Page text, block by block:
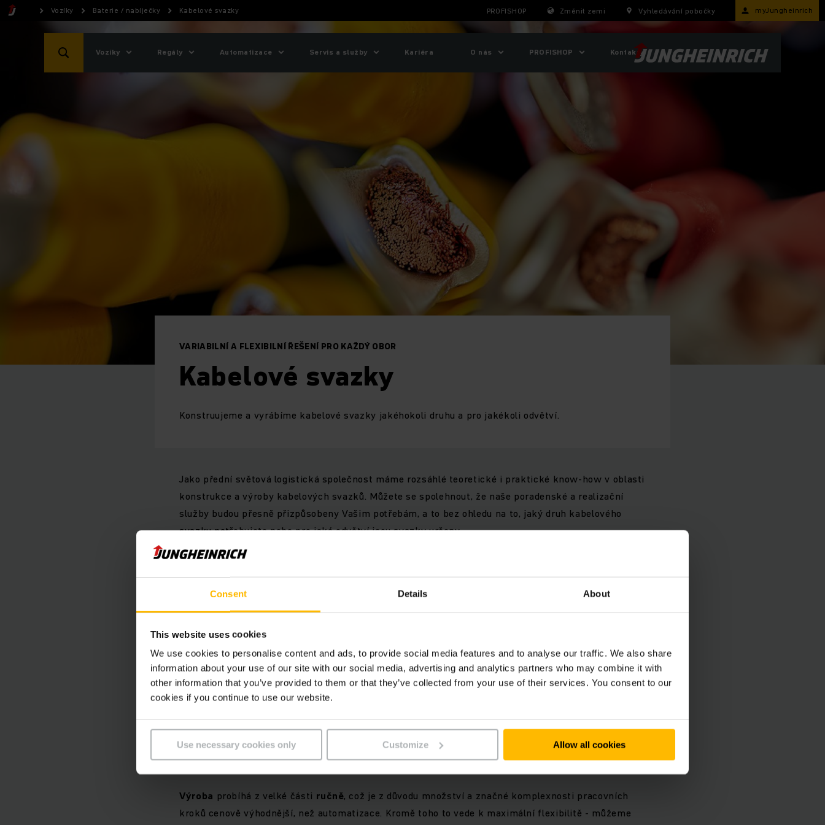
Consent Details About
This website uses cookies
We use cookies to personalise content and ads, to provide social media features and to analyse our traffic. We also share
information about your use of our site with our social media, advertising and analytics partners who may combine it with
other information that you’ve provided to them or that they’ve collected from your use of their services. You consent to our
cookies if you continue to use our website.
Use necessary cookies only Customize Allow all cookies
Vozíky Baterie / nabíječky Kabelové svazky PROFISHOP Změnit zemi Vyhledávání pobočky myJungheinrich
Vozíky Regály Automatizace Servis a služby Kariéra O nás PROFISHOP Kontakty
VARIABILNÍ A FLEXIBILNÍ ŘEŠENÍ PRO KAŽDÝ OBOR
Kabelové svazky
Konstruujeme a vyrábíme kabelové svazky jakéhokoli druhu a pro jakékoli odvětví.
Jako přední světová logistická společnost máme rozsáhlé teoretické i praktické know-how v oblasti
konstrukce a výroby kabelových svazků. Můžete se spolehnout, že naše poradenské a realizační
služby budou přesně přizpůsobeny Vašim potřebám, a to bez ohledu na to, jaký druh kabelového
svazku potřebujete nebo pro jaké odvětví jsou svazky určeny.
Kabelové svazky od společnosti Jungheinrich zvládají spolehlivě den za dnem potřebný tok energie a
Kabelové svazky šité na míru od jediného
dodavatele
Už při konstrukci postupujeme od začátku s maximální pečlivostí. Věnujeme pozornost Vašim
požadavkům na systém kabeláže a v každém okamžiku pamatujeme na
hospodárnost a flexibilitu
Vždy nasloucháme Vašim podnětům a návrhům.
Výroba probíhá z velké části ručně, což je z důvodu množství a značné komplexnosti pracovních
kroků cenově výhodnější, než automatizace. Kromě toho to vede k maximální flexibilitě - můžeme